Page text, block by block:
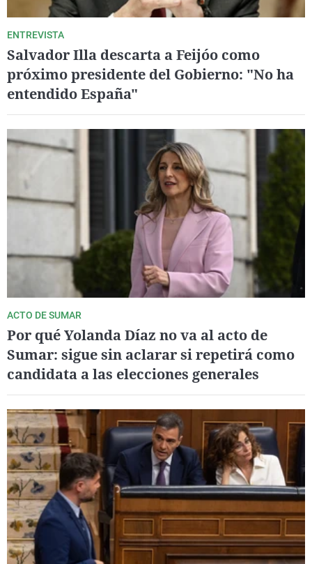
ENTREVISTA
Salvador Illa descarta a Feijóo como
próximo presidente del Gobierno: "No ha
entendido España"
ACTO DE SUMAR
Por qué Yolanda Díaz no va al acto de
Sumar: sigue sin aclarar si repetirá como
candidata a las elecciones generales